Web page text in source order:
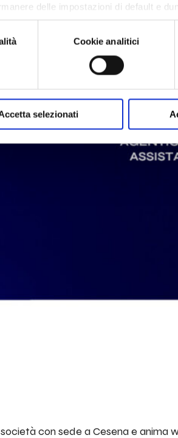
delle impostazioni di default e
diversi da quelli tecnici.
nell’Informativa privacy https://
Cookie analitici
selezionati
società con sede a Cesena e anima